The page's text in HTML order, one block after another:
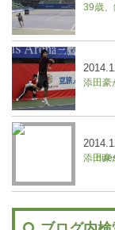
39歳、
添田豪
添田豪が